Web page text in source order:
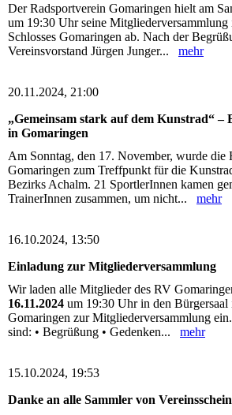
Der Radsportverein Gomaringen hielt am
um 19:30 Uhr seine Mitgliederversammlung
Schlosses Gomaringen ab. Nach der
Vereinsvorstand Jürgen Junger... mehr
20.11.2024, 21:00
„Gemeinsam stark auf dem Kunstrad“ –
in Gomaringen
Am Sonntag, den 17. November, wurde die
Gomaringen zum Treffpunkt für die
Bezirks Achalm. 21 SportlerInnen kamen
TrainerInnen zusammen, um nicht... mehr
16.10.2024, 13:50
Einladung zur Mitgliederversammlung
Wir laden alle Mitglieder des RV
16.11.2024 um 19:30 Uhr in den Bürgersaal
Gomaringen zur Mitgliederversammlung
sind: • Begrüßung • Gedenken... mehr
15.10.2024, 19:53
Danke an alle Sammler von